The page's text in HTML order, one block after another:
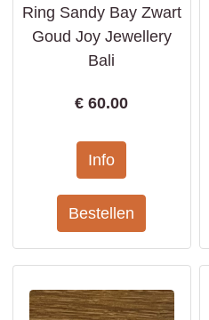
Ring Sandy Bay Zwart
Goud Joy Jewellery
Bali
€60.00